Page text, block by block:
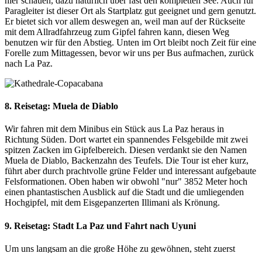
Paragleiter ist dieser Ort als Startplatz gut geeignet und gern genutzt.
Er bietet sich vor allem deswegen an, weil man auf der Rückseite
mit dem Allradfahrzeug zum Gipfel fahren kann, diesen Weg
benutzen wir für den Abstieg. Unten im Ort bleibt noch Zeit für eine
Forelle zum Mittagessen, bevor wir uns per Bus aufmachen, zurück
nach La Paz.
8. Reisetag: Muela de Diablo
Wir fahren mit dem Minibus ein Stück aus La Paz heraus in
Richtung Süden. Dort wartet ein spannendes Felsgebilde mit zwei
spitzen Zacken im Gipfelbereich. Diesen verdankt sie den Namen
Muela de Diablo, Backenzahn des Teufels. Die Tour ist eher kurz,
führt aber durch prachtvolle grüne Felder und interessant aufgebaute
Felsformationen. Oben haben wir obwohl "nur" 3852 Meter hoch
einen phantastischen Ausblick auf die Stadt und die umliegenden
Hochgipfel, mit dem Eisgepanzerten Illimani als Krönung.
9. Reisetag: Stadt La Paz und Fahrt nach Uyuni
Um uns langsam an die große Höhe zu gewöhnen, steht zuerst